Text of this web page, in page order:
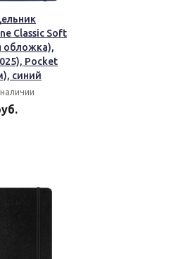
Classic Soft
обложка),
Pocket
синий